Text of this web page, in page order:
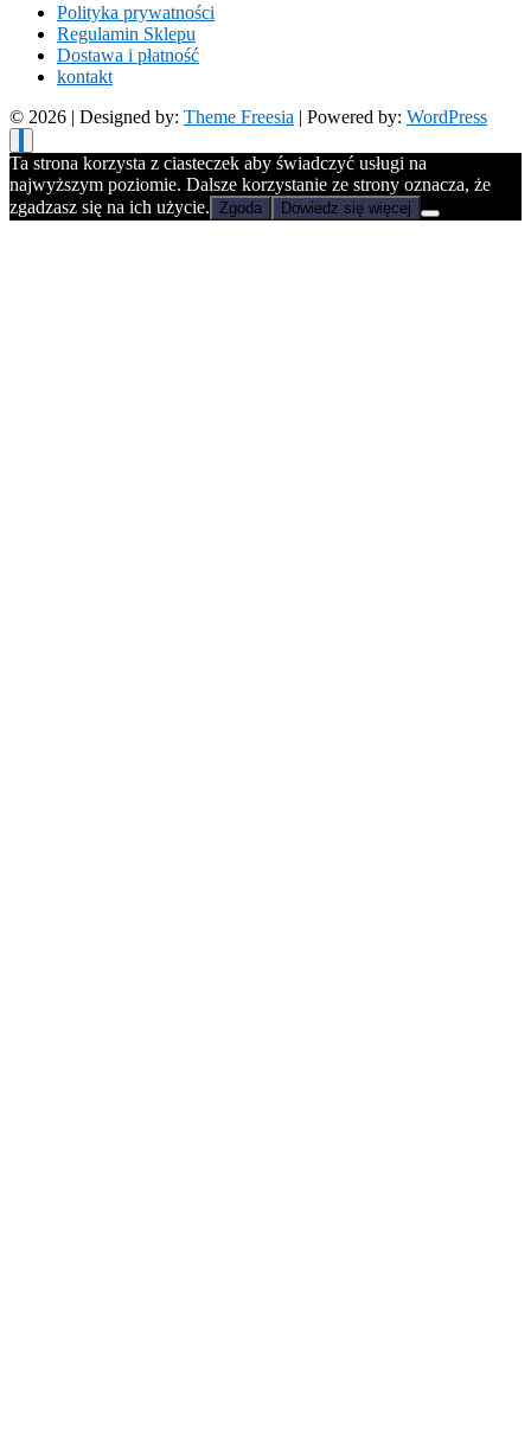
Polityka prywatności
Regulamin Sklepu
Dostawa i płatność
kontakt
© 2026 | Designed by: Theme Freesia | Powered by: WordPress
Ta strona korzysta z ciasteczek aby świadczyć usługi na
najwyższym poziomie. Dalsze korzystanie ze strony oznacza, że
zgadzasz się na ich użycie.
Zgoda Dowiedz się więcej